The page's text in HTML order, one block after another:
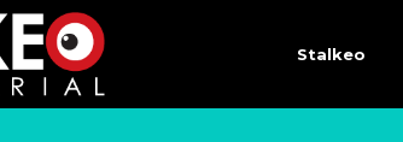
Stalkeo